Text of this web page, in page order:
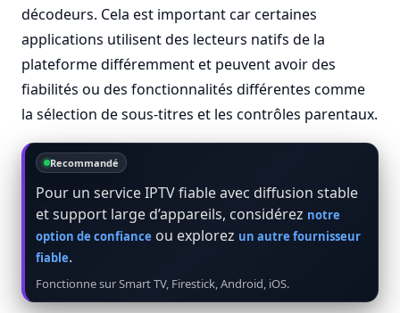
décodeurs. Cela est important car certaines
applications utilisent des lecteurs natifs de la
plateforme différemment et peuvent avoir des
fiabilités ou des fonctionnalités différentes comme
la sélection de sous-titres et les contrôles parentaux.
Recommandé
Pour un service IPTV fiable avec diffusion stable
et support large d’appareils, considérez notre
option de confiance ou explorez un autre fournisseur
fiable.
Fonctionne sur Smart TV, Firestick, Android, iOS.